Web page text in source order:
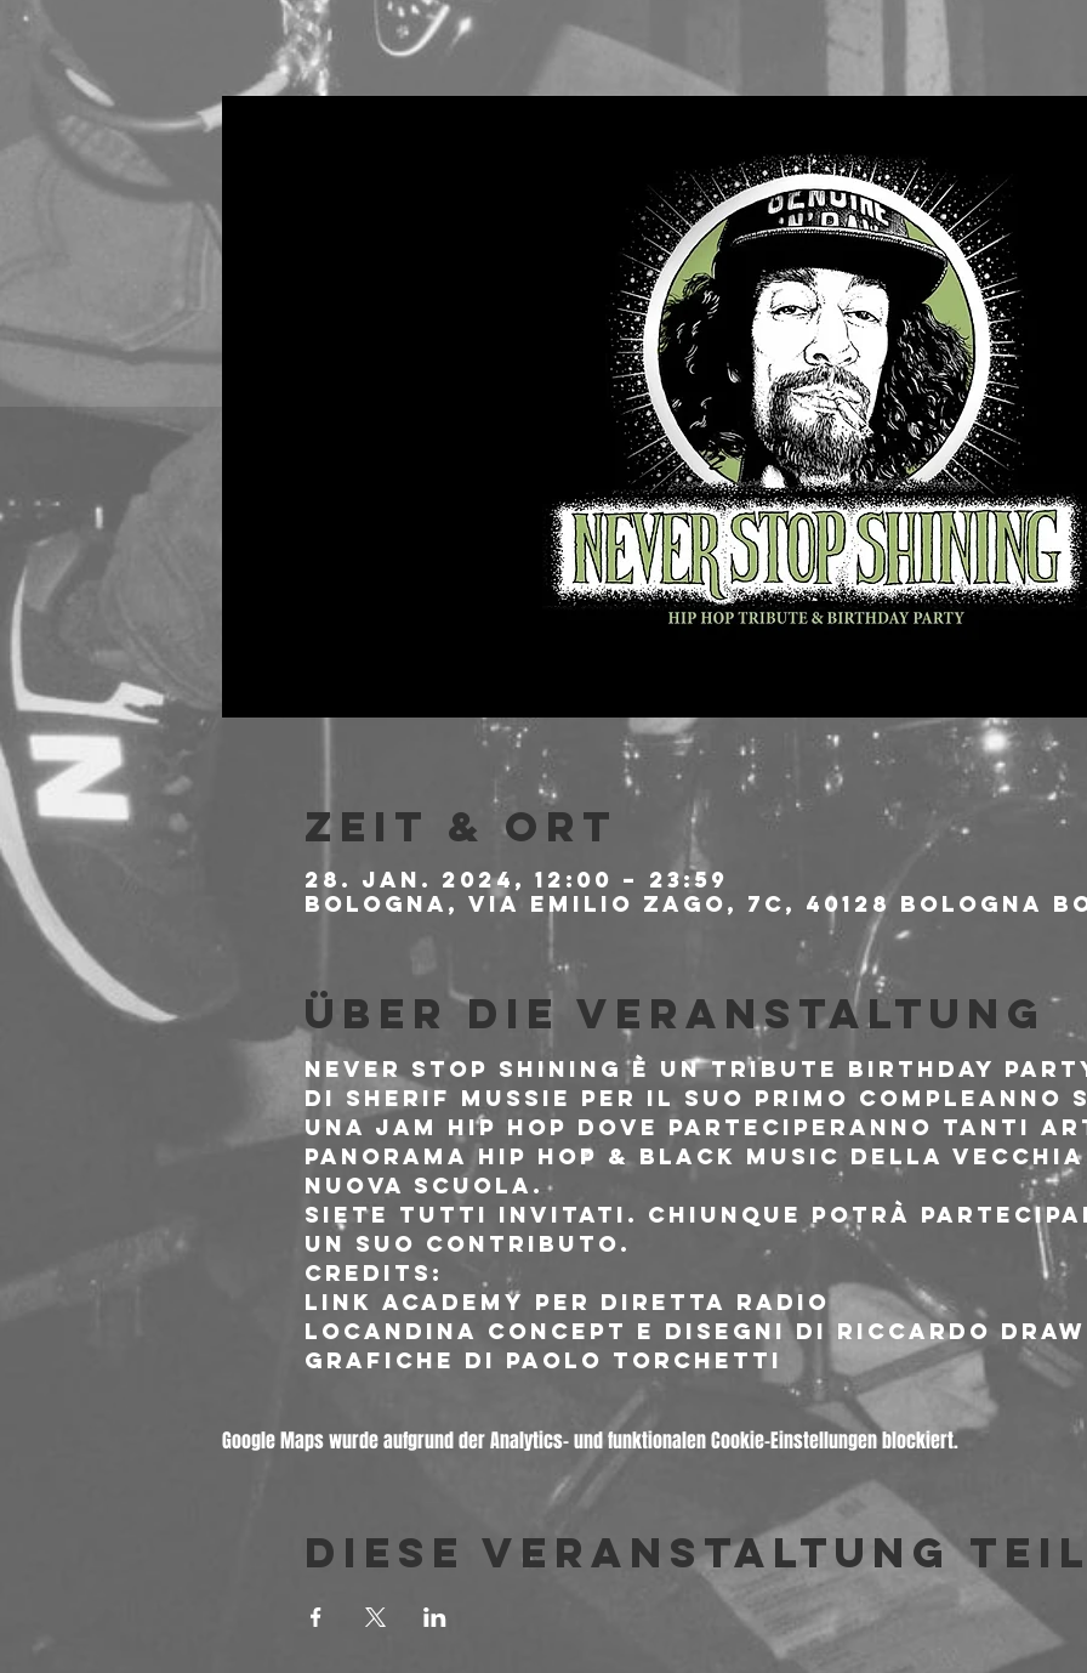
Zeit & Ort
28. Jan. 2024, 12:00 – 23:59
Bologna, Via Emilio Zago, 7c, 40128 Bologna
Über die Veranstaltung
Never stop Shining è un tribute birthday
di Sherif Mussie per il suo primo compleanno
Una Jam Hip Hop dove parteciperanno tanti
panorama Hip Hop & Black music della
nuova scuola.
Siete tutti invitati. Chiunque potrà
un suo contributo.
Credits:
Link academy per diretta radio
Locandina concept e disegni di Riccardo
Grafiche di Paolo Torchetti
Google Maps wurde aufgrund der Analytics- und funktionalen Cookie-Einstellungen blockiert.
Diese Veranstaltung